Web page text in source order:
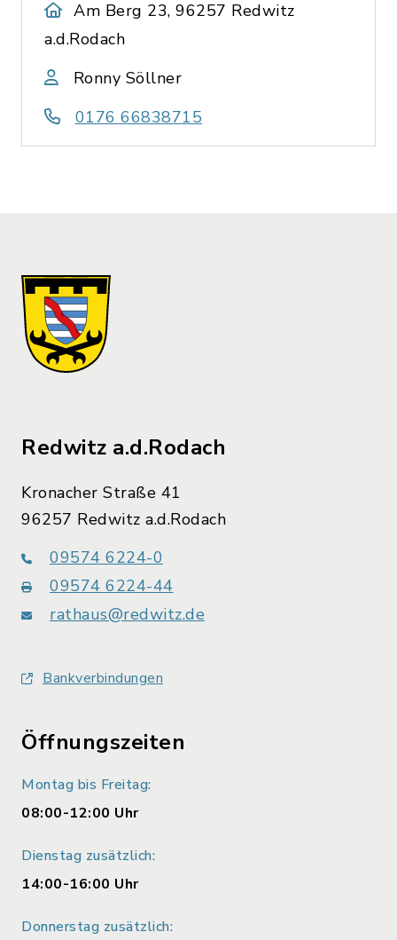
Am Berg 23, 96257 Redwitz
a.d.Rodach
Ronny Söllner
0176 66838715
Redwitz a.d.Rodach
Kronacher Straße 41
96257 Redwitz a.d.Rodach
09574 6224-0
09574 6224-44
rathaus@redwitz.de
Bankverbindungen
Öffnungszeiten
Montag bis Freitag:
08:00-12:00 Uhr
Dienstag zusätzlich:
14:00-16:00 Uhr
Donnerstag zusätzlich: